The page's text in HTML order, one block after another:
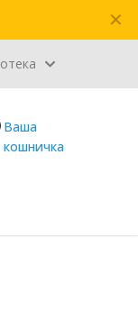
✕
Ваша
кошничка